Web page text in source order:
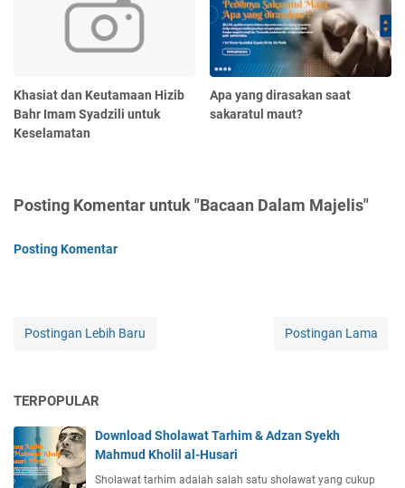
Khasiat dan Keutamaan Hizib
Bahr Imam Syadzili untuk
Keselamatan
Apa yang dirasakan saat
sakaratul maut?
Posting Komentar untuk "Bacaan Dalam Majelis"
Posting Komentar
Postingan Lebih Baru Postingan Lama
TERPOPULAR
Download Sholawat Tarhim & Adzan Syekh
Mahmud Kholil al-Husari
Sholawat tarhim adalah salah satu sholawat yang cukup